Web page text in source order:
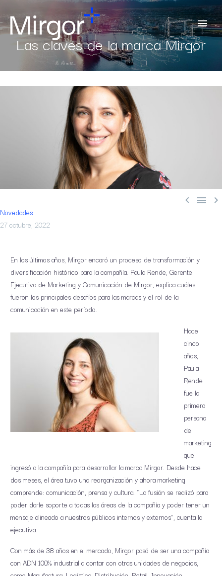
Las claves de la marca Mirgor
  
Novedades
27 octubre, 2022
En los últimos años, Mirgor encaró un proceso de transformación y
diversificación histórico para la compañía. Paula Rende, Gerente
Ejecutiva de Marketing y Comunicación de Mirgor, explica cuáles
fueron los principales desafíos para las marcas y el rol de la
comunicación en este período.
Hace
cinco
años,
Paula
Rende
fue la
primera
persona
de
marketing
que
ingresó a la compañía para desarrollar la marca Mirgor. Desde hace
dos meses, el área tuvo una reorganización y ahora marketing
comprende: comunicación, prensa y cultura. “La fusión se realizó para
poder darle soporte a todas las áreas de la compañía y poder tener un
mensaje alineado a nuestros públicos internos y externos”, cuenta la
ejecutiva.
Con más de 38 años en el mercado, Mirgor pasó de ser una compañía
con ADN 100% industrial a contar con otras unidades de negocios,